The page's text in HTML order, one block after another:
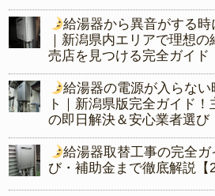
給湯器から異音がする時
｜新潟県内エリアで理想
売店を見つける完全ガイド
給湯器の電源が入らな
ト｜新潟県版完全ガイド
の即日解決＆安心業者選び
給湯器取替工事の完全
び・補助金まで徹底解説【